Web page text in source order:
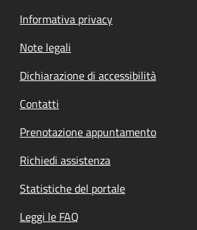
Informativa privacy
Note legali
Dichiarazione di accessibilità
Contatti
Prenotazione appuntamento
Richiedi assistenza
Statistiche del portale
Leggi le FAQ